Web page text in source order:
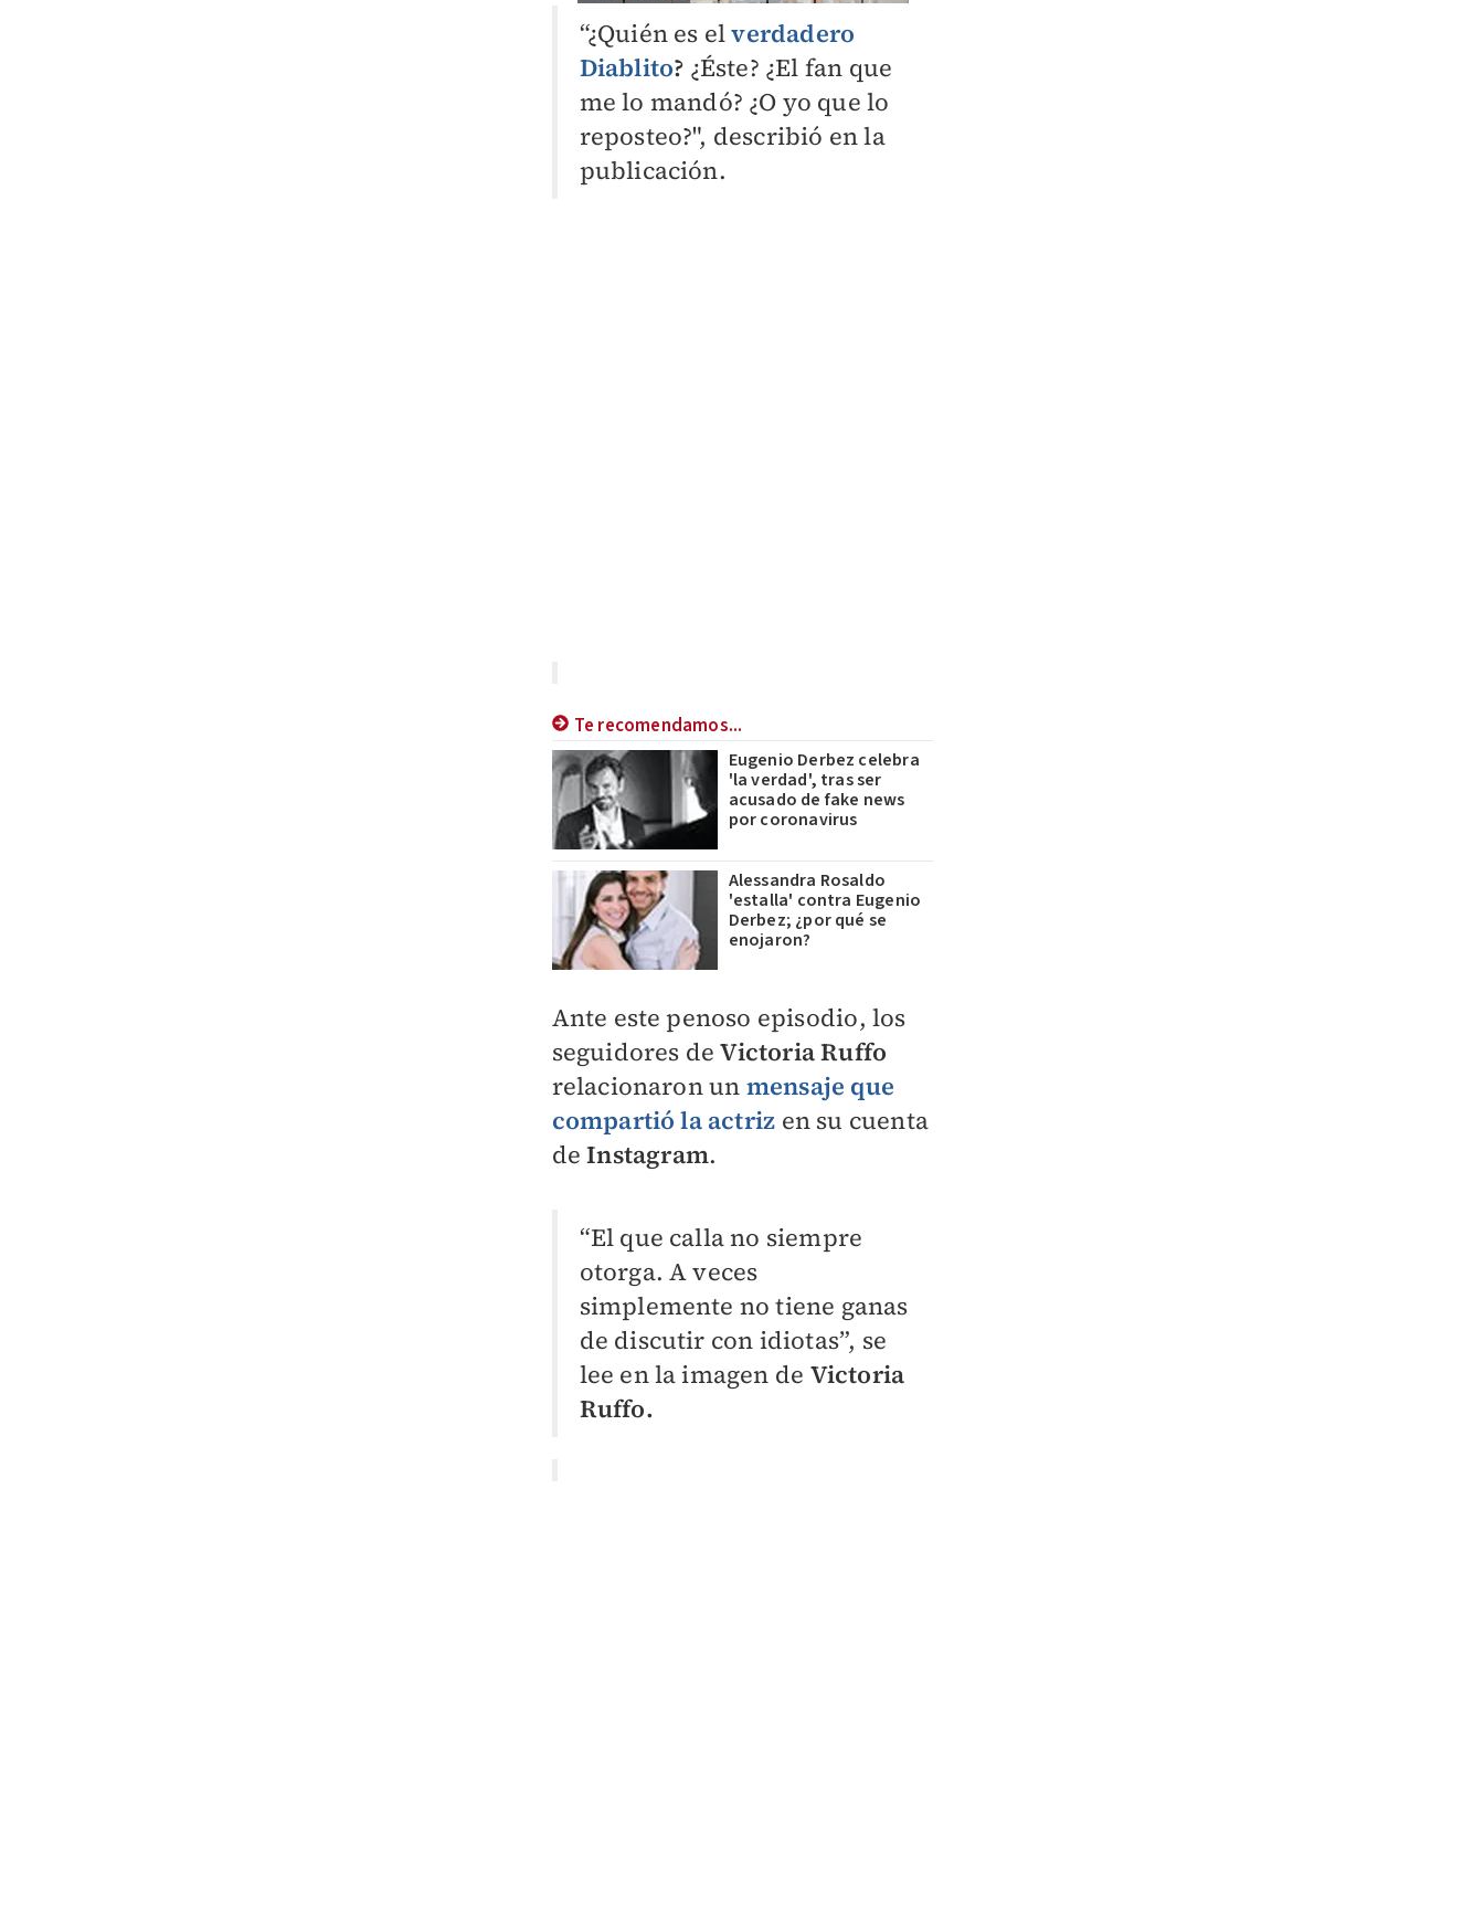
“¿Quién es elverdadero
Diablito? ¿Éste? ¿El fan que
me lo mandó? ¿O yo que lo
reposteo?", describió en la
publicación.
Te recomendamos...
Eugenio Derbez celebra
'la verdad', tras ser
acusado de fake news
por coronavirus
Alessandra Rosaldo
'estalla' contra Eugenio
Derbez; ¿por qué se
enojaron?
Ante este penoso episodio, los
seguidores deVictoria Ruffo
relacionaron un mensaje que
compartió la actriz en su cuenta
deInstagram.
“El que calla no siempre
otorga. A veces
simplemente no tiene ganas
de discutir con idiotas”, se
lee en la imagen de Victoria
Ruffo.